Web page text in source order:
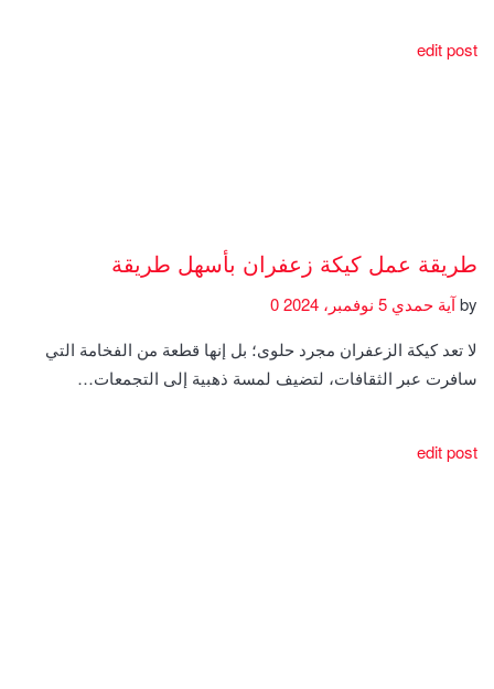
edit post
طريقة عمل كيكة زعفران بأسهل طريقة
byآية حمدي
لا تعد كيكة الزعفران مجرد حلوى؛ بل إنها قطعة من الفخامة التي
سافرت عبر الثقافات، لتضيف لمسة ذهبية إلى التجمعات…
edit post